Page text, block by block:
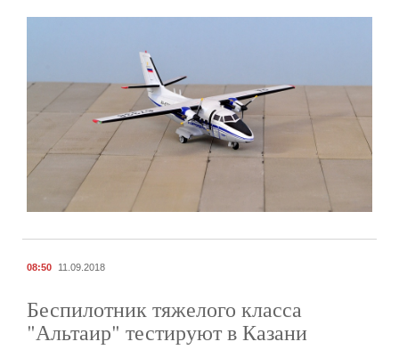
08:50 11.09.2018
Беспилотник тяжелого класса
"Альтаир" тестируют в Казани